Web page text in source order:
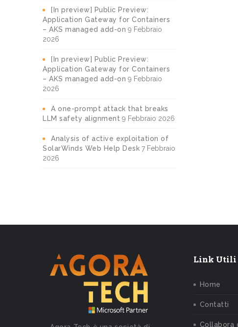
[In preview] Public Preview:
Application Gateway for Containers
– AKS managed add-on 9 Febbraio
2026
[In preview] Public Preview:
Application Gateway for Containers
– AKS managed add-on 9 Febbraio
2026
A one-prompt attack that breaks
LLM safety alignment 9 Febbraio 2026
Analysis of active exploitation of
SolarWinds Web Help Desk 7 Febbraio
2026
Link Utili
Home
Contatti
Collabora